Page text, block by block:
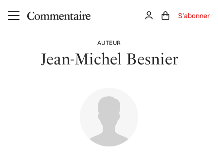
Aller au contenu principal ConnexionPanier (0)
S'abonner
AUTEUR
Jean-Michel Besnier